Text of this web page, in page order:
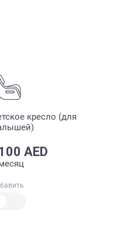
кресло (для
AED